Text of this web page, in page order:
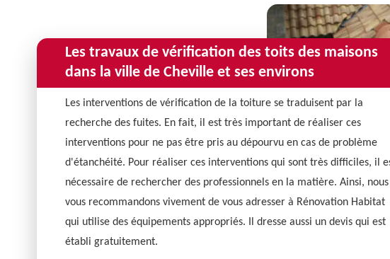
Les travaux de vérification des toits des maisons
dans la ville de Cheville et ses environs
Les interventions de vérification de la toiture se traduisent par la
recherche des fuites. En fait, il est très important de réaliser ces
interventions pour ne pas être pris au dépourvu en cas de problème
d'étanchéité. Pour réaliser ces interventions qui sont très difficiles, il
nécessaire de rechercher des professionnels en la matière. Ainsi, nous
vous recommandons vivement de vous adresser à Rénovation Habitat
qui utilise des équipements appropriés. Il dresse aussi un devis qui est
établi gratuitement.